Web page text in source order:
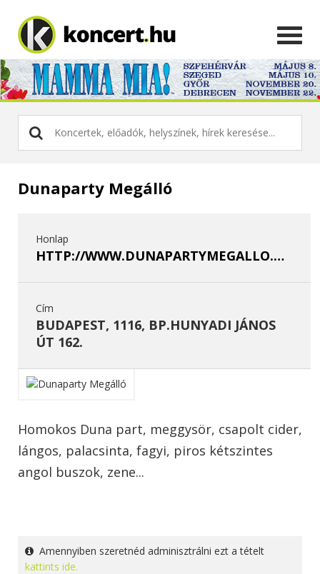
Dunaparty Megálló
Honlap
HTTP://WWW.DUNAPARTYMEGALLO.HU/
Cím
BUDAPEST, 1116, BP.HUNYADI JÁNOS
ÚT 162.
Homokos Duna part, meggysör, csapolt cider,
lángos, palacsinta, fagyi, piros kétszintes
angol buszok, zene...
Amennyiben szeretnéd adminisztrálni ezt a tételt
kattints ide.